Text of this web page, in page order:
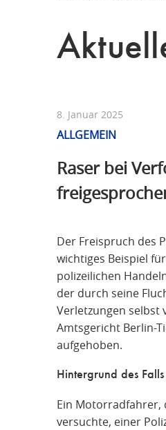
8. Januar 2025
ALLGEMEIN
Raser bei
Der Freispruch des
wichtiges Beispiel
polizeilichen
der durch seine
Verletzungen selbst
Amtsgericht Berlin-
aufgehoben.
Hintergrund des Falls
Ein Motorradfahrer,
versuchte, einer